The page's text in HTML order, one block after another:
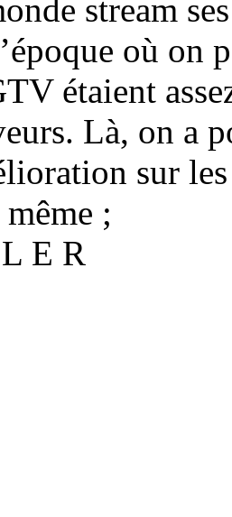
stream
où on
étaient
Là, on a
sur
;
E R